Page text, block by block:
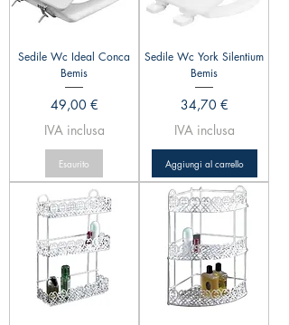
Sedile Wc Ideal Conca
Bemis
Prezzo
49,00 €
IVA inclusa
Esaurito
Sedile Wc York Silentium
Bemis
Prezzo
34,70 €
IVA inclusa
Aggiungi al carrello